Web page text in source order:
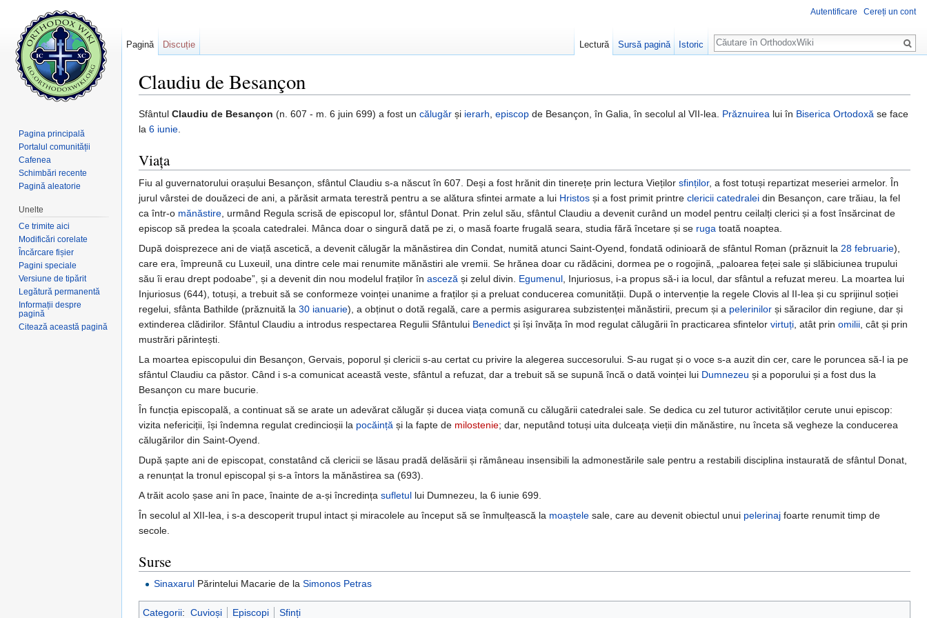
Claudiu de Besançon
Sfântul Claudiu de Besançon (n. 607 - m. 6 juin 699) a fost un călugăr și ierarh, episcop de Besançon, în Galia, în secolul al VII-lea. Prăznuirea lui în Biserica Ortodoxă se face
la 6 iunie.
Viața
Fiu al guvernatorului orașului Besançon, sfântul Claudiu s-a născut în 607. Deși a fost hrănit din tinerețe prin lectura Vieților sfinților, a fost totuși repartizat meseriei armelor. În
jurul vârstei de douăzeci de ani, a părăsit armata terestră pentru a se alătura sfintei armate a lui Hristos și a fost primit printre clericii catedralei din Besançon, care trăiau, la fel
ca într-o mănăstire, urmând Regula scrisă de episcopul lor, sfântul Donat. Prin zelul său, sfântul Claudiu a devenit curând un model pentru ceilalți clerici și a fost însărcinat de
episcop să predea la școala catedralei. Mânca doar o singură dată pe zi, o masă foarte frugală seara, studia fără încetare și se ruga toată noaptea.
După doisprezece ani de viață ascetică, a devenit călugăr la mănăstirea din Condat, numită atunci Saint-Oyend, fondată odinioară de sfântul Roman (prăznuit la 28 februarie),
care era, împreună cu Luxeuil, una dintre cele mai renumite mănăstiri ale vremii. Se hrănea doar cu rădăcini, dormea pe o rogojină, „paloarea feței sale și slăbiciunea trupului
său îi erau drept podoabe”, și a devenit din nou modelul fraților în asceză și zelul divin. Egumenul, Injuriosus, i-a propus să-i ia locul, dar sfântul a refuzat mereu. La moartea lui
Injuriosus (644), totuși, a trebuit să se conformeze voinței unanime a fraților și a preluat conducerea comunității. După o intervenție la regele Clovis al II-lea și cu sprijinul soției
regelui, sfânta Bathilde (prăznuită la 30 ianuarie), a obținut o dotă regală, care a permis asigurarea subzistenței mănăstirii, precum și a pelerinilor și săracilor din regiune, dar și
extinderea clădirilor. Sfântul Claudiu a introdus respectarea Regulii Sfântului Benedict și își învăța în mod regulat călugării în practicarea sfintelor virtuți, atât prin omilii, cât și prin
mustrări părintești.
La moartea episcopului din Besançon, Gervais, poporul și clericii s-au certat cu privire la alegerea succesorului. S-au rugat și o voce s-a auzit din cer, care le poruncea să-l ia pe
sfântul Claudiu ca păstor. Când i s-a comunicat această veste, sfântul a refuzat, dar a trebuit să se supună încă o dată voinței lui Dumnezeu și a poporului și a fost dus la
Besançon cu mare bucurie.
În funcția episcopală, a continuat să se arate un adevărat călugăr și ducea viața comună cu călugării catedralei sale. Se dedica cu zel tuturor activităților cerute unui episcop:
vizita nefericiții, își îndemna regulat credincioșii la pocăință și la fapte de milostenie; dar, neputând totuși uita dulceața vieții din mănăstire, nu înceta să vegheze la conducerea
călugărilor din Saint-Oyend.
După șapte ani de episcopat, constatând că clericii se lăsau pradă delăsării și rămâneau insensibili la admonestările sale pentru a restabili disciplina instaurată de sfântul Donat,
a renunțat la tronul episcopal și s-a întors la mănăstirea sa (693).
A trăit acolo șase ani în pace, înainte de a-și încredința sufletul lui Dumnezeu, la 6 iunie 699.
În secolul al XII-lea, i s-a descoperit trupul intact și miracolele au început să se înmulțească la moaștele sale, care au devenit obiectul unui pelerinaj foarte renumit timp de
secole.
Surse
Sinaxarul Părintelui Macarie de laSimonos Petras
Categorii: Cuvioși Episcopi Sfinți
Autentificare Cereți un cont
Pagină Discuție Lectură Sursă pagină Istoric
Căutare
Pagina principală
Portalul comunității
Cafenea
Schimbări recente
Pagină aleatorie
Unelte
Ce trimite aici
Modificări corelate
Încărcare fișier
Pagini speciale
Versiune de tipărit
Legătură permanentă
Informații despre
pagină
Citează această pagină